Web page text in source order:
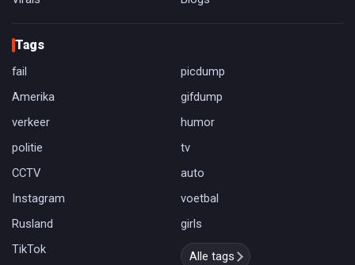
Tags
fail
picdump
Amerika
gifdump
verkeer
humor
politie
tv
CCTV
auto
Instagram
voetbal
Rusland
girls
TikTok
Alle tags